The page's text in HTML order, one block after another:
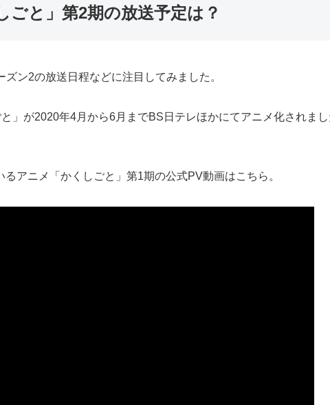
ごと」第2期の放送予定は？
ン2の放送日程などに注目してみました。
」が2020年4月から6月までBS日テレほかにてアニメ化されま
アニメ「かくしごと」第1期の公式PV動画はこちら。